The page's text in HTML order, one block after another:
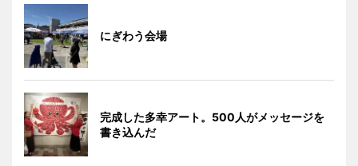
にぎわう会場
完成した多幸アート。500人がメッセージを
書き込んだ